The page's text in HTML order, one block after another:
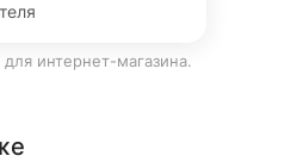
интернет-магазина.